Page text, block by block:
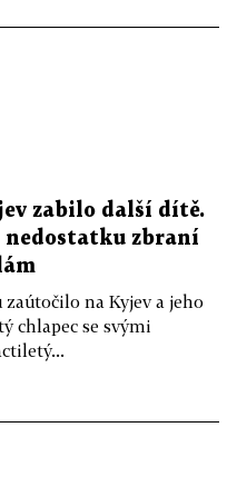
zabilo další dítě.
nedostatku zbraní
na Kyjev a jeho
chlapec se svými